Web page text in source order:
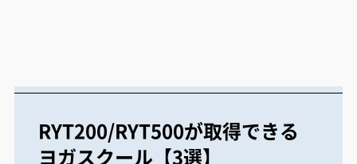
RYT200/RYT500が取得できる
ヨガスクール【3選】